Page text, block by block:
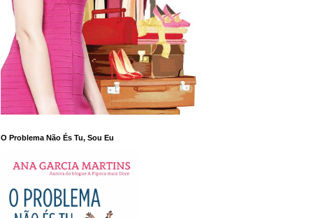
O Problema Não És Tu, Sou Eu